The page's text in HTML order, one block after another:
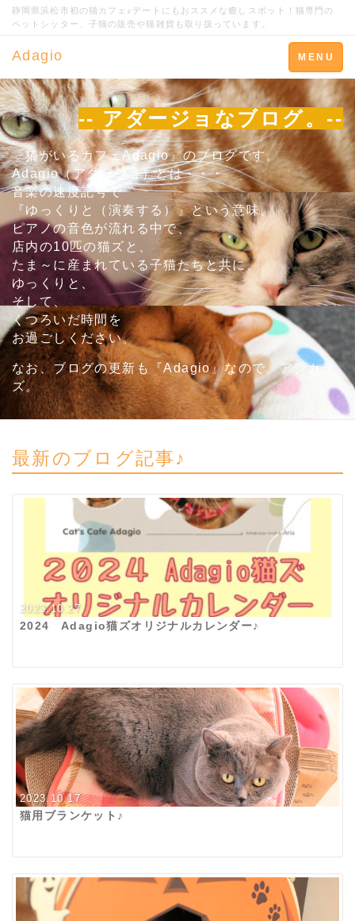
静岡県浜松市初の猫カフェ♪デートにもおススメな癒しスポット！猫専門の
ペットシッター、子猫の販売や猫雑貨も取り扱っています。
Toggle
navigation
MENU
Adagio
-- アダージョなブログ。--
『猫がいるカフェAdagio』のブログです。
Adagio（アダージョ）とは・・・
音楽の速度記号で
『ゆっくりと（演奏する）』という意味。
ピアノの音色が流れる中で、
店内の10匹の猫ズと、
たま～に産まれている子猫たちと共に、
ゆっくりと、
そして、
くつろいだ時間を
お過ごしください。
なお、ブログの更新も『Adagio』なので、アシカラ
ズ。
最新のブログ記事♪
2023.10.27
2024 Adagio猫ズオリジナルカレンダー♪
2023.10.17
猫用ブランケット♪